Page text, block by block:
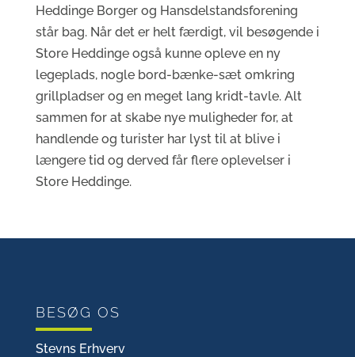
Heddinge Borger og Hansdelstandsforening
står bag. Når det er helt færdigt, vil besøgende i
Store Heddinge også kunne opleve en ny
legeplads, nogle bord-bænke-sæt omkring
grillpladser og en meget lang kridt-tavle. Alt
sammen for at skabe nye muligheder for, at
handlende og turister har lyst til at blive i
længere tid og derved får flere oplevelser i
Store Heddinge.
BESØG OS
Stevns Erhverv